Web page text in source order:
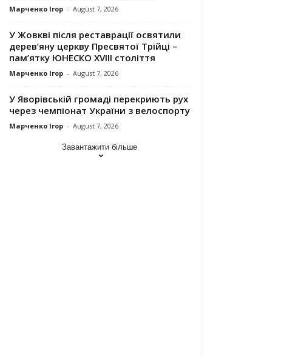
Марченко Ігор - August 7, 2026
У Жовкві після реставрації освятили
дерев’яну церкву Пресвятої Трійці –
пам’ятку ЮНЕСКО XVIII століття
Марченко Ігор - August 7, 2026
У Яворівській громаді перекриють рух
через чемпіонат України з велоспорту
Марченко Ігор - August 7, 2026
Завантажити більше